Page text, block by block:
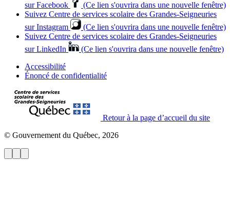
sur Facebook
(Ce lien s'ouvrira dans une nouvelle fenêtre)
Suivez Centre de services scolaire des Grandes‑Seigneuries
sur Instagram
(Ce lien s'ouvrira dans une nouvelle fenêtre)
Suivez Centre de services scolaire des Grandes‑Seigneuries
sur LinkedIn
(Ce lien s'ouvrira dans une nouvelle fenêtre)
Accessibilité
Énoncé de confidentialité
Retour à la page d’accueil du site
© Gouvernement du Québec, 2026